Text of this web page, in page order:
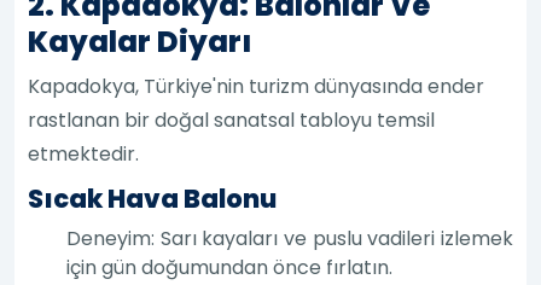
Kayalar Diyarı
Kapadokya, Türkiye'nin turizm dünyasında ender
rastlanan bir doğal sanatsal tabloyu temsil
etmektedir.
Sıcak Hava Balonu
Deneyim: Sarı kayaları ve puslu vadileri izlemek
için gün doğumundan önce fırlatın.